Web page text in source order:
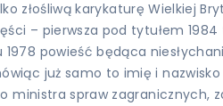
złośliwą karykaturę Wielkiej
– pierwsza pod tytułem
powieść będąca
już samo to imię i
spraw zagranicznych,